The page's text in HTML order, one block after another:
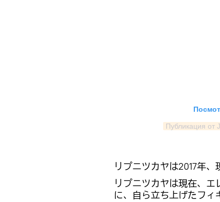
Публикация от
リプニツカヤは2017年、
リプニツカヤは現在、
に、自ら立ち上げたフィ